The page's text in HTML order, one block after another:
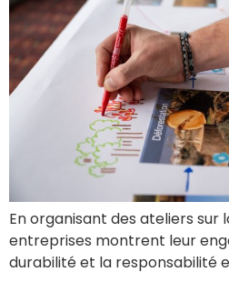
En organisant des ateliers sur
entreprises montrent leur
durabilité et la responsabilité